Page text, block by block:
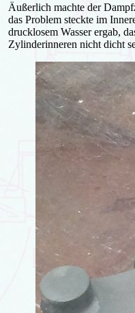
Äußerlich machte der
das Problem steckte im
drucklosem Wasser ergab,
Zylinderinneren nicht dicht